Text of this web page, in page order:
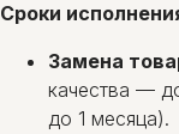
Сроки
Замена
качества —
до 1 месяца).